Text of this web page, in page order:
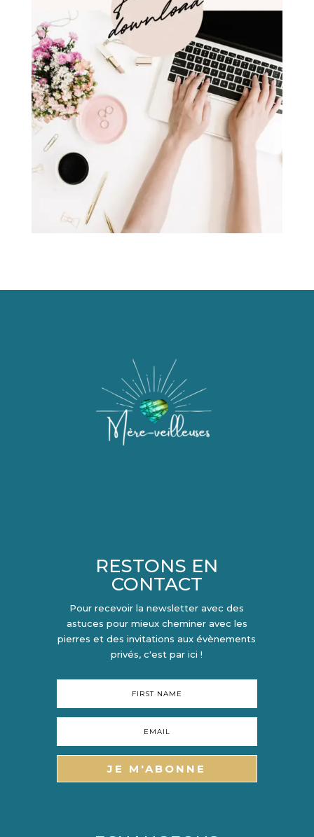
RESTONS EN
CONTACT
Pour recevoir la newsletter avec des
astuces pour mieux cheminer avec les
pierres et des invitations aux évènements
privés, c'est par ici !
JE M'ABONNE